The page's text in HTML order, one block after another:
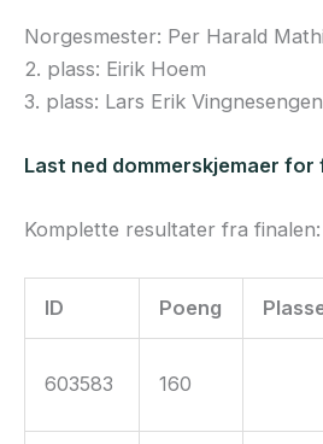
Norgesmester: Per Harald
2. plass: Eirik Hoem
3. plass: Lars Erik Vingnesengen
Last ned dommerskjemaer for
Komplette resultater fra finalen:
ID Poeng
603583 160